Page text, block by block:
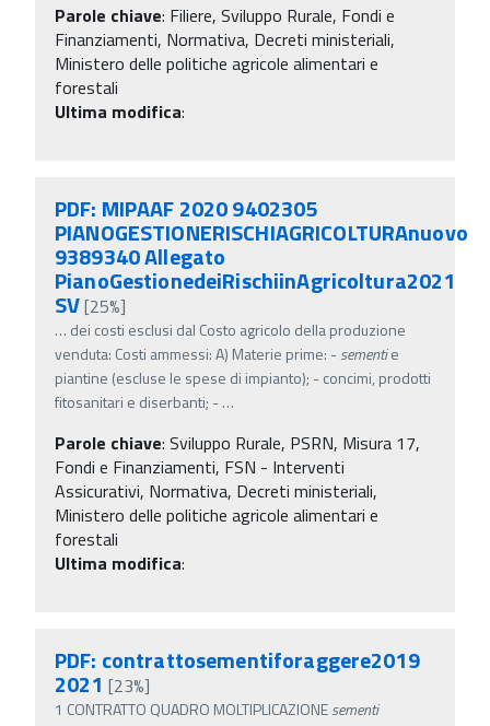
Parole chiave: Filiere, Sviluppo Rurale, Fondi e
Finanziamenti, Normativa, Decreti ministeriali,
Ministero delle politiche agricole alimentari e
forestali
Ultima modifica:
PDF: MIPAAF 2020 9402305
PIANOGESTIONERISCHIAGRICOLTURAnuovo
9389340 Allegato
PianoGestionedeiRischiinAgricoltura2021
SV[25%]
… dei costi esclusi dal Costo agricolo della produzione
venduta: Costi ammessi: A) Materie prime: -sementie
piantine (escluse le spese di impianto); - concimi, prodotti
fitosanitari e diserbanti; -…
Parole chiave: Sviluppo Rurale, PSRN, Misura 17,
Fondi e Finanziamenti, FSN - Interventi
Assicurativi, Normativa, Decreti ministeriali,
Ministero delle politiche agricole alimentari e
forestali
Ultima modifica:
PDF: contrattosementiforaggere2019
2021 [23%]
1 CONTRATTO QUADRO MOLTIPLICAZIONEsementi